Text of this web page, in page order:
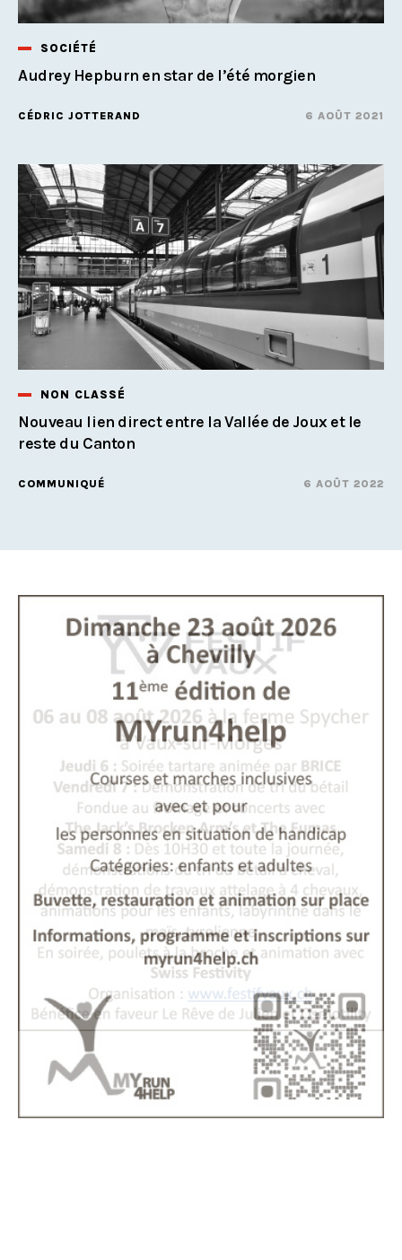
SOCIÉTÉ
Audrey Hepburn en star de l’été morgien
CÉDRIC JOTTERAND 6 AOÛT 2021
NON CLASSÉ
Nouveau lien direct entre la Vallée de Joux et le
reste du Canton
COMMUNIQUÉ 6 AOÛT 2022